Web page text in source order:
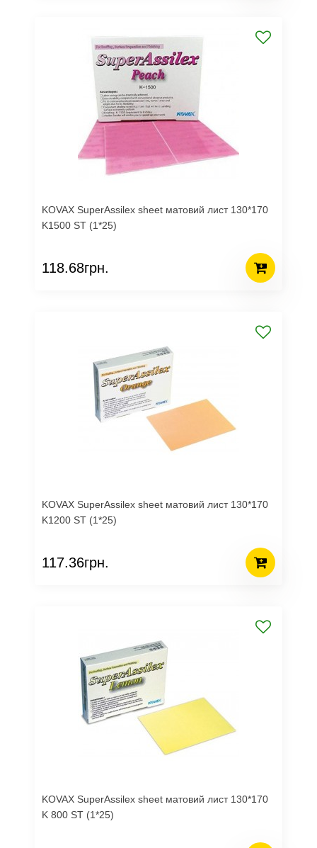
KOVAX SuperAssilex sheet матовий лист 130*170
K1500 ST (1*25)
118.68грн.
KOVAX SuperAssilex sheet матовий лист 130*170
K1200 ST (1*25)
117.36грн.
KOVAX SuperAssilex sheet матовий лист 130*170
K 800 ST (1*25)